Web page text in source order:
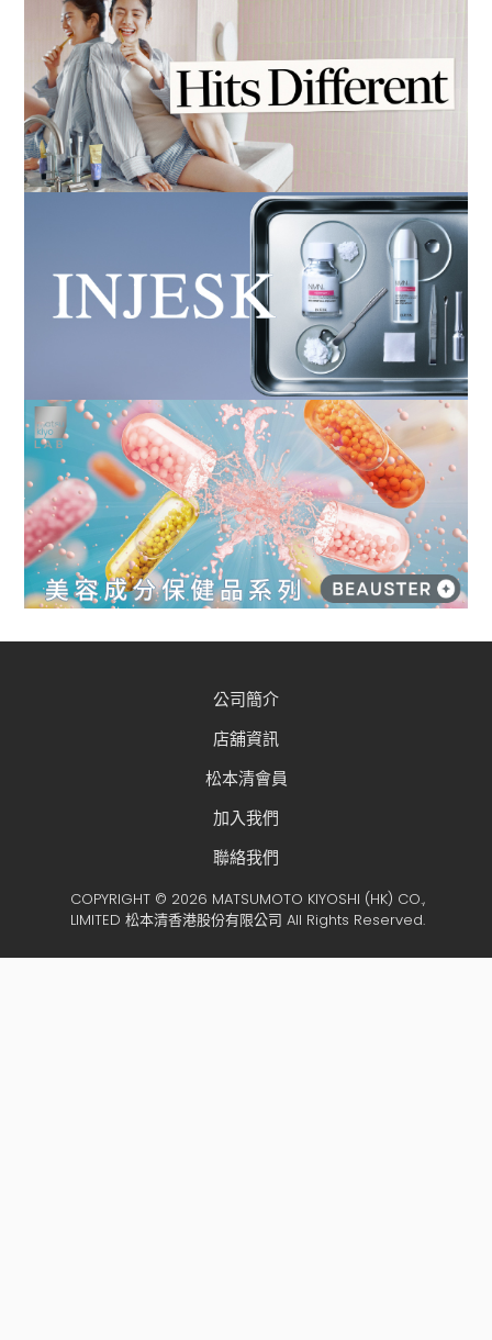
公司簡介
店舖資訊
松本清會員
加入我們
聯絡我們
COPYRIGHT © 2026 MATSUMOTO KIYOSHI (HK) CO.,
LIMITED 松本清香港股份有限公司 All Rights Reserved.